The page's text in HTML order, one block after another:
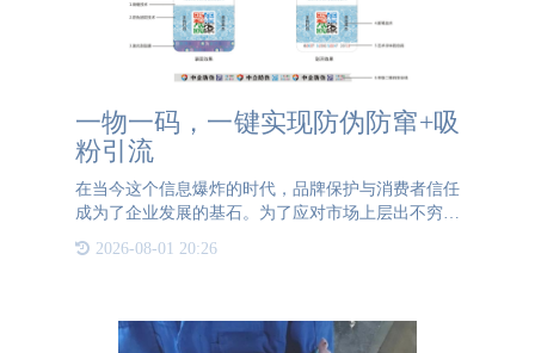
一物一码，一键实现防伪防窜+吸
粉引流
在当今这个信息爆炸的时代，品牌保护与消费者信任
成为了企业发展的基石。为了应对市场上层出不穷的
智能的解决方案。一物一码技术应运而生，它不仅能
2026-08-01 20:26